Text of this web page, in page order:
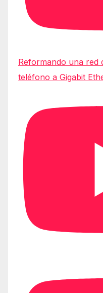
Reformando una red
teléfono a Gigabit